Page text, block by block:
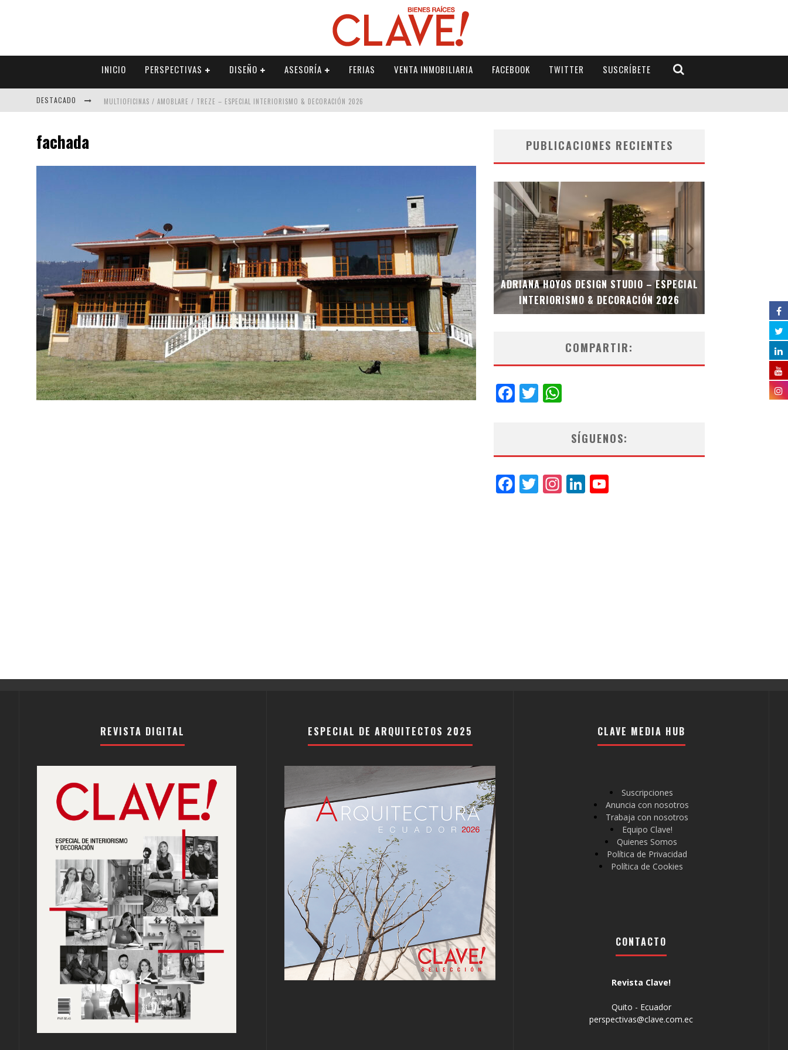
INICIO PERSPECTIVAS DISEÑO ASESORÍA FERIAS VENTA INMOBILIARIA FACEBOOK TWITTER SUSCRÍBETE
DESTACADO MULTIOFICINAS / AMOBLARE / TREZE – ESPECIAL INTERIORISMO & DECORACIÓN 2026
fachada PUBLICACIONES RECIENTES
MUBB DESIGN STUDIO – ESPECIAL
INTERIORISMO & DECORACIÓN 2026
ADRIANA HOYOS DESIGN STUDIO – ESPECIAL
INTERIORISMO & DECORACIÓN 2026
COMPARTIR:
Facebook
Twitter
SÍGUENOS:
Facebook
Twitter
Instagram
LinkedIn
REVISTA DIGITAL ESPECIAL DE ARQUITECTOS 2025 CLAVE MEDIA HUB
Suscripciones
Anuncia con nosotros
Trabaja con nosotros
Equipo Clave!
Quienes Somos
Política de Privacidad
Política de Cookies
CONTACTO
Revista Clave!
Quito - Ecuador
perspectivas@clave.com.ec